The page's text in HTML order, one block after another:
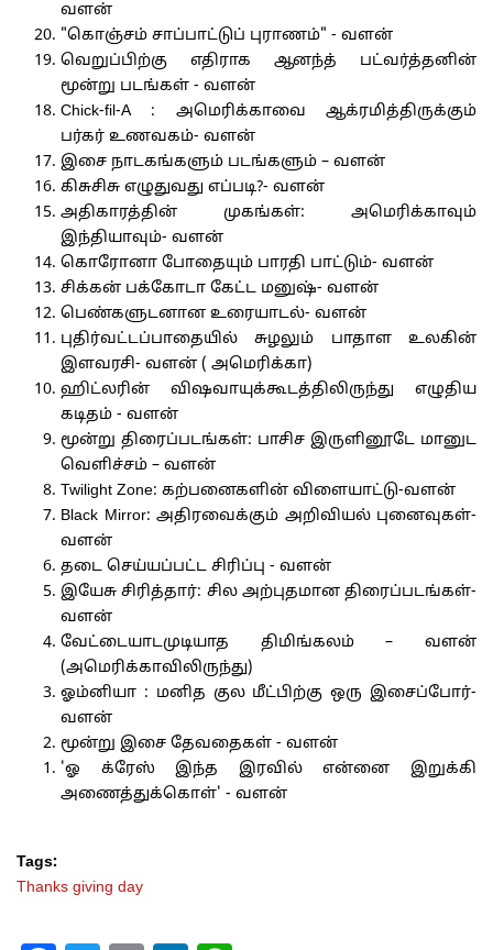
வளன்
"கொஞ்சம் சாப்பாட்டுப் புராணம்" - வளன்
வெறுப்பிற்கு எதிராக ஆனந்த் பட்வர்த்தனின்
மூன்று படங்கள் - வளன்
Chick-fil-A : அமெரிக்காவை ஆக்ரமித்திருக்கும்
பர்கர் உணவகம்- வளன்
இசை நாடகங்களும் படங்களும் – வளன்
கிசுசிசு எழுதுவது எப்படி?- வளன்
அதிகாரத்தின் முகங்கள்: அமெரிக்காவும்
இந்தியாவும்- வளன்
கொரோனா போதையும் பாரதி பாட்டும்- வளன்
சிக்கன் பக்கோடா கேட்ட மனுஷ்- வளன்
பெண்களுடனான உரையாடல்- வளன்
புதிர்வட்டப்பாதையில் சுழலும் பாதாள உலகின்
இளவரசி- வளன் ( அமெரிக்கா)
ஹிட்லரின் விஷவாயுக்கூடத்திலிருந்து எழுதிய
கடிதம் - வளன்
மூன்று திரைப்படங்கள்: பாசிச இருளினூடே மானுட
வெளிச்சம் – வளன்
Twilight Zone: கற்பனைகளின் விளையாட்டு-வளன்
Black Mirror: அதிரவைக்கும் அறிவியல் புனைவுகள்-
வளன்
தடை செய்யப்பட்ட சிரிப்பு - வளன்
இயேசு சிரித்தார்: சில அற்புதமான திரைப்படங்கள்-
வளன்
வேட்டையாடமுடியாத திமிங்கலம் – வளன்
(அமெரிக்காவிலிருந்து)
ஓம்னியா : மனித குல மீட்பிற்கு ஒரு இசைப்போர்-
வளன்
மூன்று இசை தேவதைகள் - வளன்
'ஓ க்ரேஸ் இந்த இரவில் என்னை இறுக்கி
அணைத்துக்கொள்' - வளன்
Tags:
Thanks giving day